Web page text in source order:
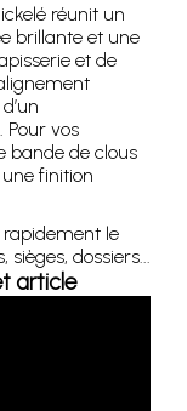
réunit un
brillante et une
et de
Pour vos
bande de clous
finition
le
dossiers...
article